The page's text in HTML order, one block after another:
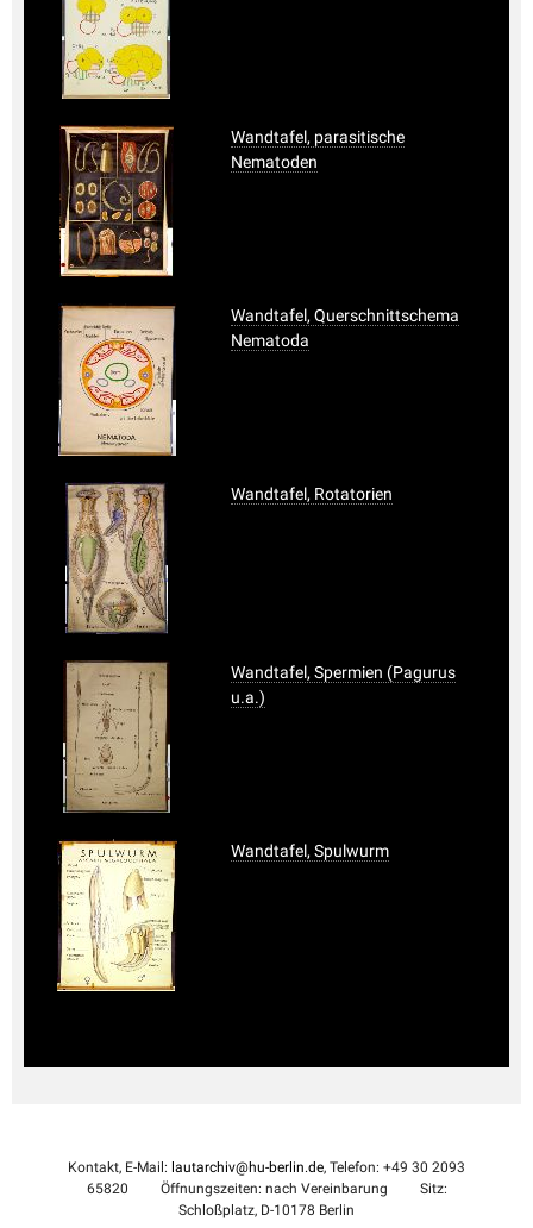
Wandtafel, parasitische
Nematoden
Wandtafel, Querschnittschema
Nematoda
Wandtafel, Rotatorien
Wandtafel, Spermien (Pagurus
u.a.)
Wandtafel, Spulwurm
Kontakt, E-Mail: lautarchiv@hu-berlin.de, Telefon: +49 30 2093
65820
Öffnungszeiten: nach Vereinbarung
Sitz:
Schloßplatz, D-10178 Berlin